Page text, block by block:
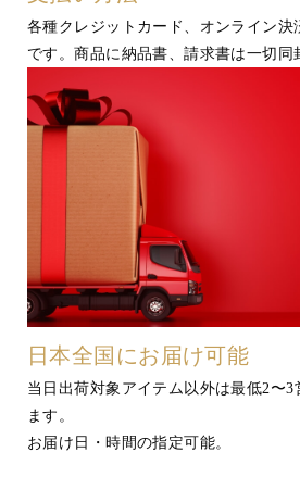
各種クレジットカード、オンライン決
です。商品に納品書、請求書は一切同
日本全国にお届け可能
当日出荷対象アイテム以外は最低2〜3
ます。
お届け日・時間の指定可能。